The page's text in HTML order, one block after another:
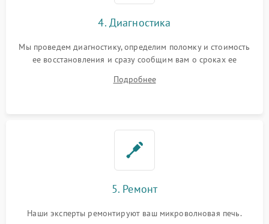
4. Диагностика
Мы проведем диагностику, определим поломку и стоимость
ее восстановления и сразу сообщим вам о сроках ее
Подробнее
5. Ремонт
Наши эксперты ремонтируют ваш микроволновая печь.